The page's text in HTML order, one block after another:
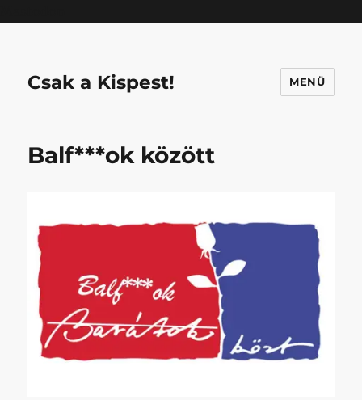
Csak a Kispest! MENÜ
Balf***ok között